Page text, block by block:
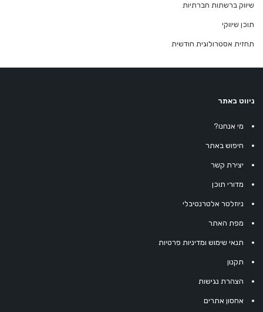
שיווק ברשתות חברתיות
תוכן שיווקי
תחזית אסטרולוגית חודשית
ניווט באתר
מי אנחנו?
חיפוש באתר
יצירת קשר
מדורי תוכן
ניוזלטר אלטרנטיבלי
מפת האתר
תנאי שימוש ומדיניות פרטיות
תקנון
הצהרת נגישות
אחסון אתרים